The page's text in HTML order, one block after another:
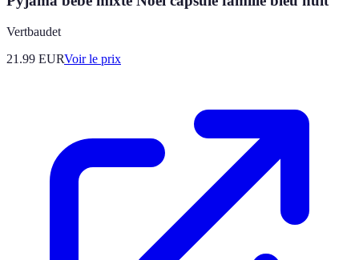
Vertbaudet
21.99 EURVoir le prix